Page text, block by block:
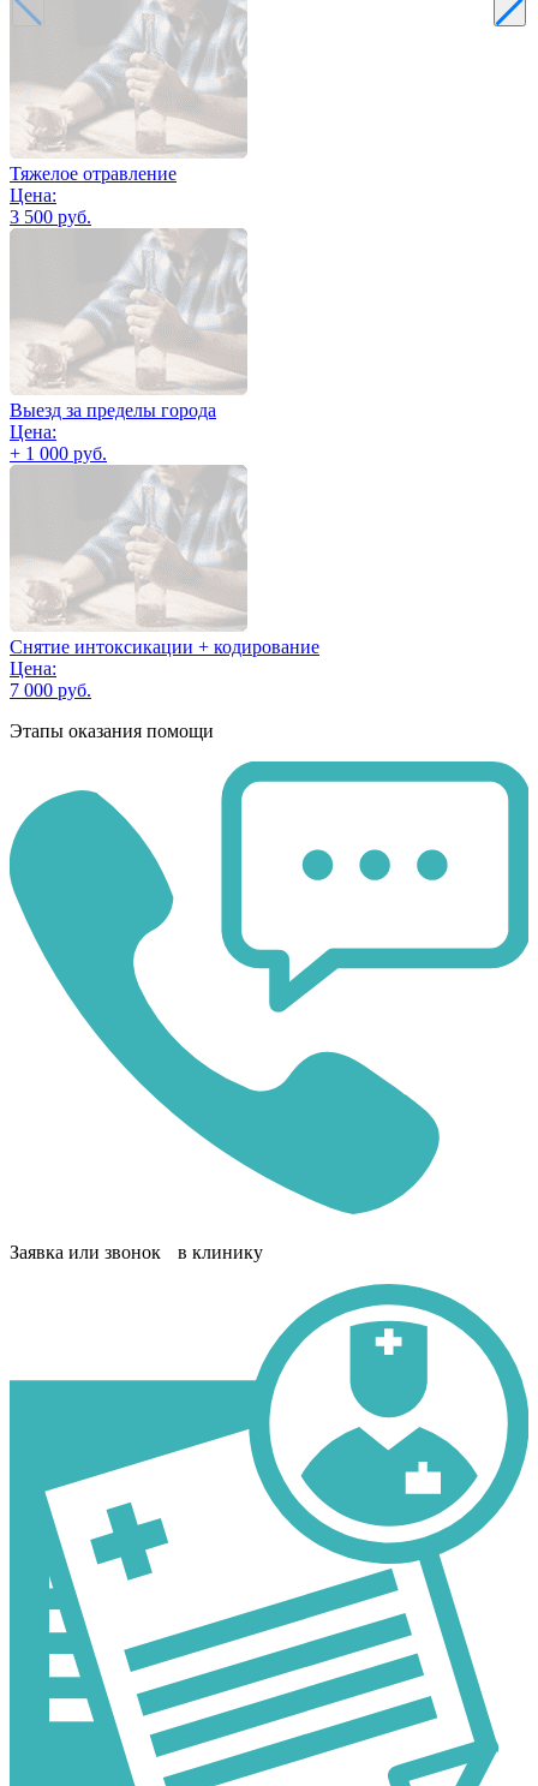
Тяжелое отравление
Цена:
3 500 руб.
Выезд за пределы города
Цена:
+ 1 000 руб.
Снятие интоксикации + кодирование
Цена:
7 000 руб.
Этапы оказания помощи
Заявка или звонок в клинику